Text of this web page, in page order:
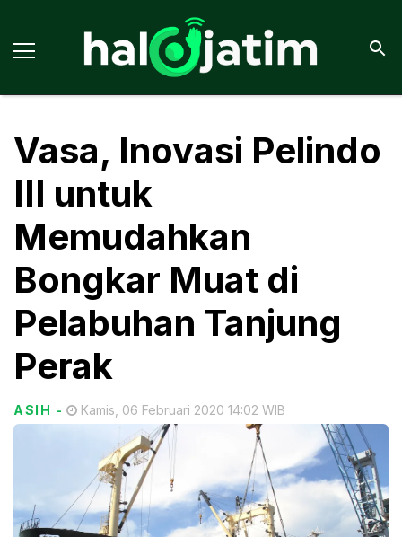
Vasa, Inovasi Pelindo
III untuk
Memudahkan
Bongkar Muat di
Pelabuhan Tanjung
Perak
ASIH - Kamis, 06 Februari 2020 14:02 WIB